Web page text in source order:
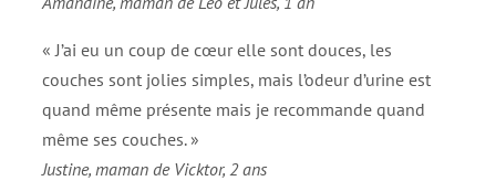
« J’ai eu un coup de cœur elle sont douces, les
couches sont jolies simples, mais l’odeur d’urine est
quand même présente mais je recommande quand
même ses couches. »
Justine, maman de Vicktor, 2 ans